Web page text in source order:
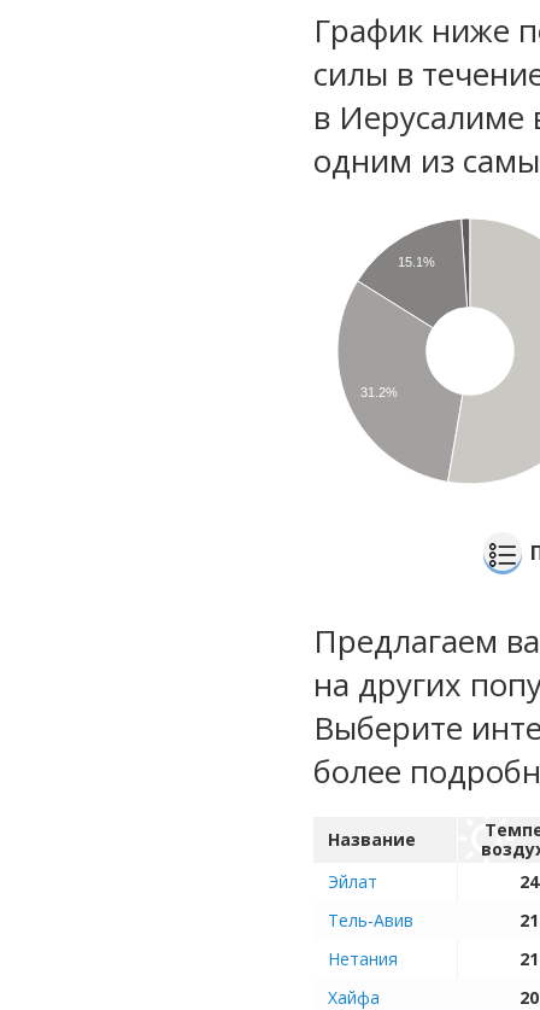
График ниже
силы в
в Иерусалиме
одним из
15.1%
31.2%
Предлагаем
на других
Выберите
более
Название
Эйлат
Тель-Авив
Нетания
Хайфа